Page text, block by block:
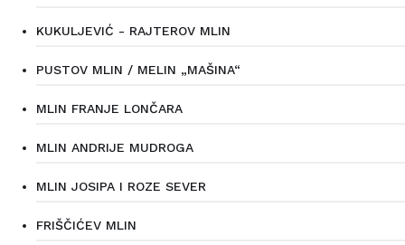
KUKULJEVIĆ - RAJTEROV MLIN
PUSTOV MLIN / MELIN „MAŠINA“
MLIN FRANJE LONČARA
MLIN ANDRIJE MUDROGA
MLIN JOSIPA I ROZE SEVER
FRIŠČIĆEV MLIN